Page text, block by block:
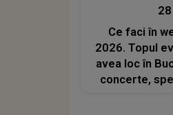
Ce faci în
2026. Topul
avea loc în
concerte,